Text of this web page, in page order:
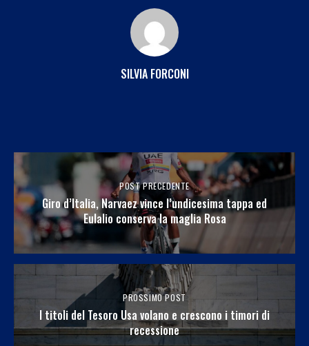
SILVIA FORCONI
POST PRECEDENTE
Giro d’Italia, Narvaez vince l’undicesima tappa ed
Eulalio conserva la maglia Rosa
PROSSIMO POST
I titoli del Tesoro Usa volano e crescono i timori di
recessione